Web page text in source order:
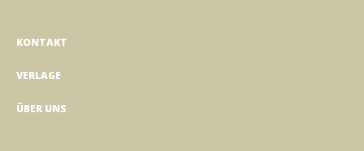
KONTAKT
VERLAGE
ÜBER UNS